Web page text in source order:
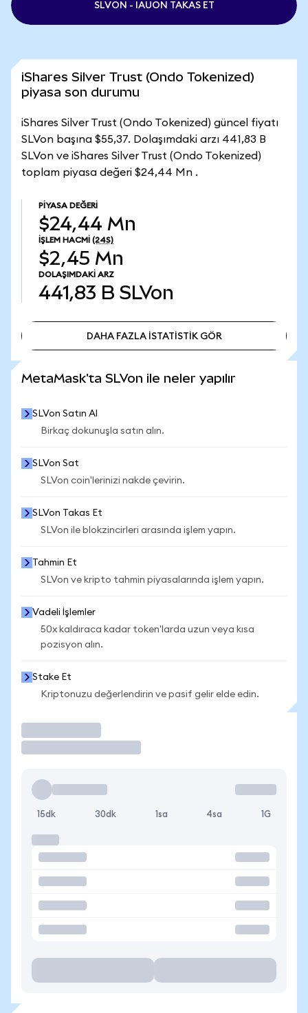
SLVON - IAUON TAKAS ET
iShares Silver Trust (Ondo Tokenized)
piyasa son durumu
iShares Silver Trust (Ondo Tokenized) güncel fiyatı
SLVon başına $55,37. Dolaşımdaki arzı 441,83 B
SLVon ve iShares Silver Trust (Ondo Tokenized)
toplam piyasa değeri $24,44 Mn .
PIYASA DEĞERI
$24,44 Mn
İŞLEM HACMI (24S)
$2,45 Mn
DOLAŞIMDAKI ARZ
441,83 B SLVon
DAHA FAZLA İSTATİSTİK GÖR
MetaMask'ta SLVon ile neler yapılır
SLVon Satın Al
Birkaç dokunuşla satın alın.
SLVon Sat
SLVon coin'lerinizi nakde çevirin.
SLVon Takas Et
SLVon ile blokzincirleri arasında işlem yapın.
Tahmin Et
SLVon ve kripto tahmin piyasalarında işlem yapın.
Vadeli İşlemler
50x kaldıraca kadar token'larda uzun veya kısa
pozisyon alın.
Stake Et
Kriptonuzu değerlendirin ve pasif gelir elde edin.
15dk 30dk 1sa 4sa 1G